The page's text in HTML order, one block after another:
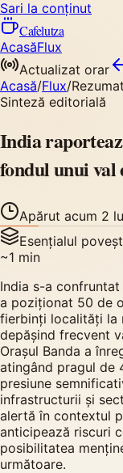
Sari la conținut
Cafelutza
AcasăFlux
Actualizat orar
Acasă/Flux/Rezumat
Sinteză editorială
India
fondul unui val
Apărut acum 2
Esențialul
~1 min
India s-a
a poziționat 50 de
fierbinți localități la
depășind frecvent
Orașul Banda a
atingând pragul de
presiune
infrastructurii și
alertă în contextul
anticipează riscuri
posibilitatea
următoare.